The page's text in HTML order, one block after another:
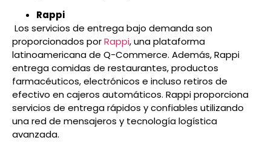
Rappi
Los servicios de entrega bajo demanda son
proporcionados porRappi, una plataforma
latinoamericana de Q-Commerce. Además, Rappi
entrega comidas de restaurantes, productos
farmacéuticos, electrónicos e incluso retiros de
efectivo en cajeros automáticos. Rappi proporciona
servicios de entrega rápidos y confiables utilizando
una red de mensajeros y tecnología logística
avanzada.